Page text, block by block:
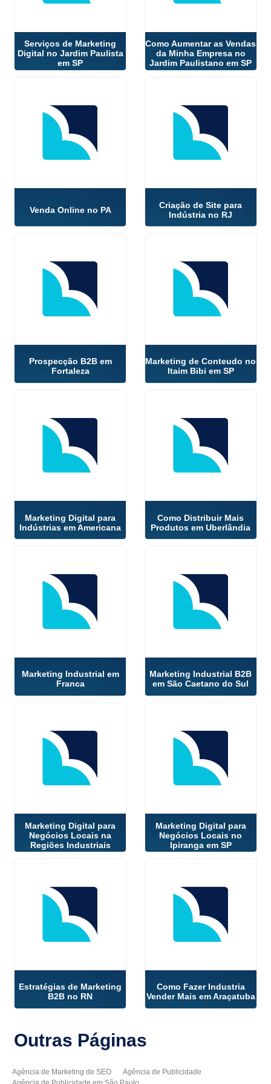
Serviços de Marketing
Digital no Jardim Paulista
em SP
Como Aumentar as Vendas
da Minha Empresa no
Jardim Paulistano em SP
Venda Online no PA
Criação de Site para
Indústria no RJ
Prospecção B2B em
Fortaleza
Marketing de Conteudo no
Itaim Bibi em SP
Marketing Digital para
Indústrias em Americana
Como Distribuir Mais
Produtos em Uberlândia
Marketing Industrial em
Franca
Marketing Industrial B2B
em São Caetano do Sul
Marketing Digital para
Negócios Locais na
Regiões Industriais
Marketing Digital para
Negócios Locais no
Ipiranga em SP
Estratégias de Marketing
B2B no RN
Como Fazer Industria
Vender Mais em Araçatuba
Outras Páginas
Agência de Marketing de SEO
Agência de Publicidade